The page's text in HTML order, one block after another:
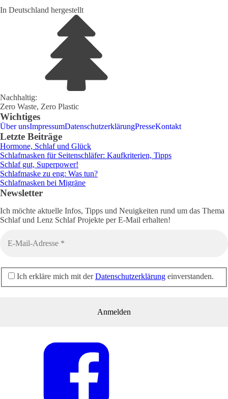
In Deutschland hergestellt
Nachhaltig:
Zero Waste, Zero Plastic
Wichtiges
Über unsImpressumDatenschutzerklärungPresseKontakt
Letzte Beiträge
Hormone, Schlaf und Glück
Schlafmasken für Seitenschläfer: Kaufkriterien, Tipps
Schlaf gut, Superpower!
Schlafmaske zu eng: Was tun?
Schlafmasken bei Migräne
Newsletter
Ich möchte aktuelle Infos, Tipps und Neuigkeiten rund um das Thema
Schlaf und Lenz Schlaf Projekte per E-Mail erhalten!
Ich erkläre mich mit derDatenschutzerklärung einverstanden.